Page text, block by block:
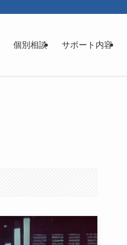
個別相談 サポート内容